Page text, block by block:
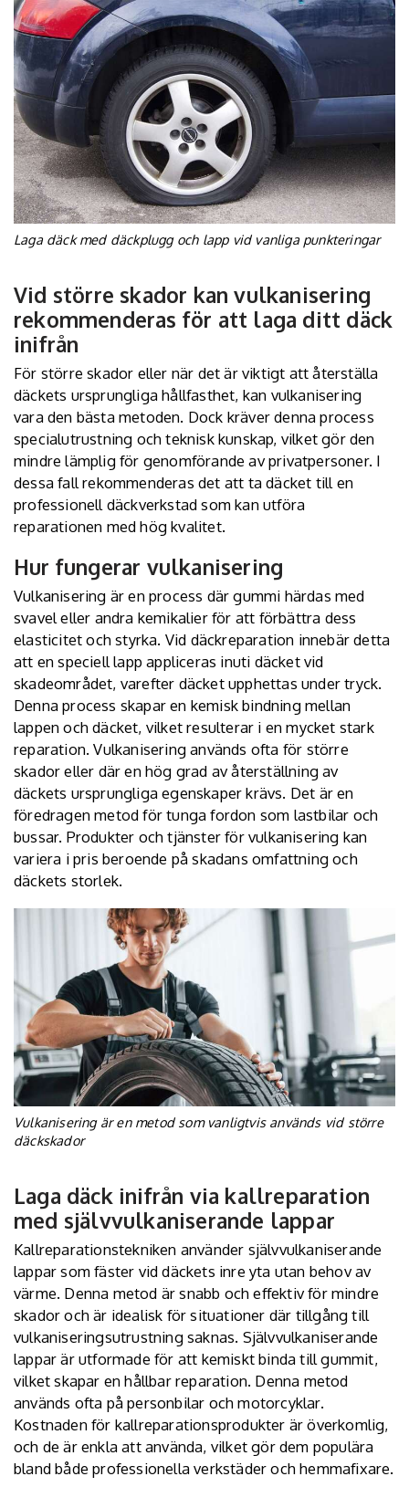
Laga däck med däckplugg och lapp vid vanliga punkteringar
Vid större skador kan vulkanisering
rekommenderas för att laga ditt däck
inifrån
För större skador eller när det är viktigt att återställa
däckets ursprungliga hållfasthet, kan vulkanisering
vara den bästa metoden. Dock kräver denna process
specialutrustning och teknisk kunskap, vilket gör den
mindre lämplig för genomförande av privatpersoner. I
dessa fall rekommenderas det att ta däcket till en
professionell däckverkstad som kan utföra
reparationen med hög kvalitet.
Hur fungerar vulkanisering
Vulkanisering är en process där gummi härdas med
svavel eller andra kemikalier för att förbättra dess
elasticitet och styrka. Vid däckreparation innebär detta
att en speciell lapp appliceras inuti däcket vid
skadeområdet, varefter däcket upphettas under tryck.
Denna process skapar en kemisk bindning mellan
lappen och däcket, vilket resulterar i en mycket stark
reparation. Vulkanisering används ofta för större
skador eller där en hög grad av återställning av
däckets ursprungliga egenskaper krävs. Det är en
föredragen metod för tunga fordon som lastbilar och
bussar. Produkter och tjänster för vulkanisering kan
variera i pris beroende på skadans omfattning och
däckets storlek.
Vulkanisering är en metod som vanligtvis används vid större
däckskador
Laga däck inifrån via kallreparation
med självvulkaniserande lappar
Kallreparationstekniken använder självvulkaniserande
lappar som fäster vid däckets inre yta utan behov av
värme. Denna metod är snabb och effektiv för mindre
skador och är idealisk för situationer där tillgång till
vulkaniseringsutrustning saknas. Självvulkaniserande
lappar är utformade för att kemiskt binda till gummit,
vilket skapar en hållbar reparation. Denna metod
används ofta på personbilar och motorcyklar.
Kostnaden för kallreparationsprodukter är överkomlig,
och de är enkla att använda, vilket gör dem populära
bland både professionella verkstäder och hemmafixare.